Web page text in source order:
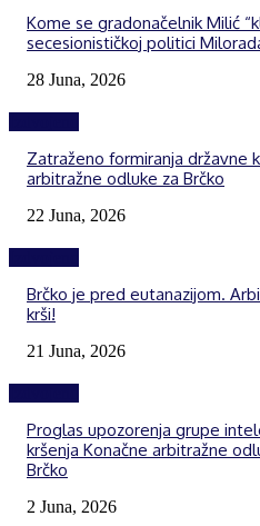
Kome se gradonačelnik Milić
secesionističkoj politici
28 Juna, 2026
Zatraženo formiranja državne
arbitražne odluke za Brčko
22 Juna, 2026
Brčko je pred eutanazijom.
krši!
21 Juna, 2026
Proglas upozorenja grupe
kršenja Konačne arbitražne
Brčko
2 Juna, 2026